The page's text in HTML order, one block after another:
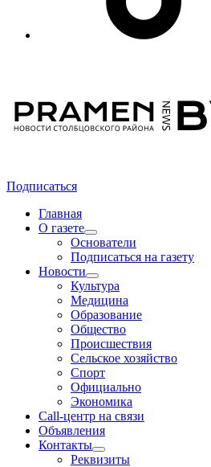
Подписаться
Главная
О газете
Основатели
Подписаться на газету
Новости
Культура
Медицина
Образование
Общество
Происшествия
Сельское хозяйство
Спорт
Официально
Экономика
Call-центр на связи
Объявления
Контакты
Реквизиты